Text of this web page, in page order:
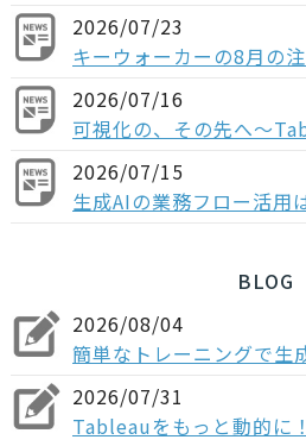
2026/07/23
2026/07/16
2026/07/15
BLOG
2026/08/04
2026/07/31